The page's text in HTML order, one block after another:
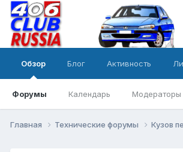
Обзор
Форумы Календарь Модераторы
Блог Активность
Главная Технические форумы Кузов